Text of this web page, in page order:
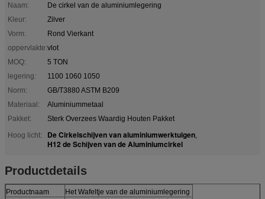
Naam:
De cirkel van de aluminiumlegering
Kleur:
Zilver
Vorm:
Rond Vierkant
oppervlakte:vlot
MOQ:
5 TON
legering:
1100 1060 1050
Norm:
GB/T3880 ASTM B209
Materiaal:
Aluminiummetaal
Pakket:
Sterk Overzees Waardig Houten Pakket
Hoog licht:
De Cirkelschijven van aluminiumwerktuigen,
H12 de Schijven van de Aluminiumcirkel
Productdetails
Productnaam
Het Wafeltje van de aluminiumlegering